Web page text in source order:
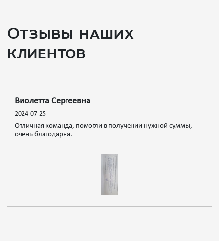
Отзывы наших
клиентов
Виолетта Сергеевна
2024-07-25
Отличная команда, помогли в получении нужной суммы,
очень благодарна.